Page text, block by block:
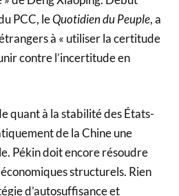
PCC, leQuotidien du Peuple, a
à « utiliser la certitude
contre l’incertitude en
quant à la stabilité des États-
de la Chine une
Pékin doit encore résoudre
structurels. Rien
d’autosuffisance et